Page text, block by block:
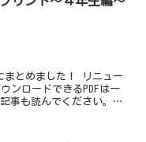
まとめました！ リニュー
ンロードできるPDFは一
事も読んでください。